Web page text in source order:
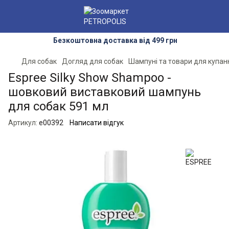
Безкоштовна доставка від 499 грн
Для собак Догляд для собак Шампуні та товари для
Espree Silky Show Shampoo -
шовковий виставковий шампунь
для собак 591 мл
Артикул: e00392 Написати відгук